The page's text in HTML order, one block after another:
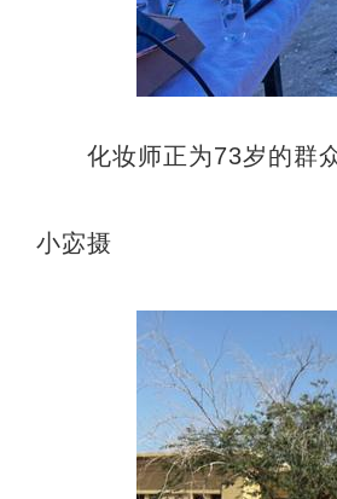
化妆师正为73岁的群众
小宓摄